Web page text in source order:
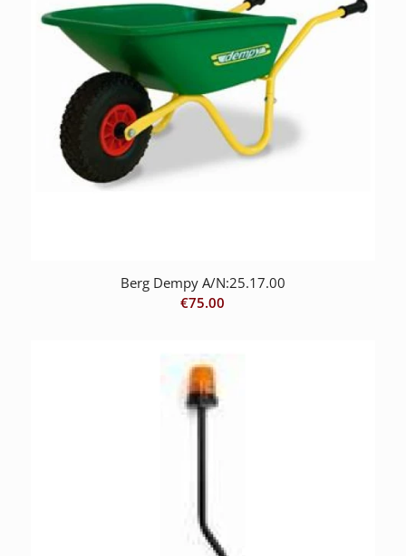
Berg Dempy A/N:25.17.00
€75.00